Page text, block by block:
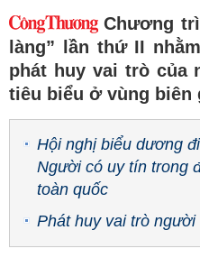
Chương
làng” lần thứ II
phát huy vai trò của
tiêu biểu ở vùng biên
Hội nghị biểu dương
Người có uy tín trong
toàn quốc
Phát huy vai trò